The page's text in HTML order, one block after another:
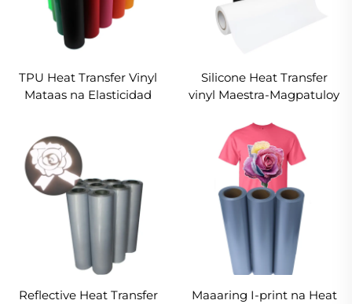
TPU Heat Transfer Vinyl
Mataas na Elasticidad
Silicone Heat Transfer
vinyl Maestra-Magpatuloy
50cm
Reflective Heat Transfer
Maaaring I-print na Heat